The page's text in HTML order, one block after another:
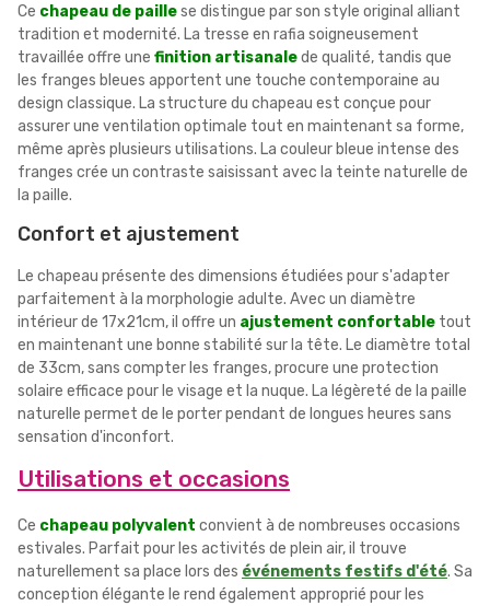
Ce chapeau de paillese distingue par son style original alliant
tradition et modernité. La tresse en rafia soigneusement
travaillée offre une finition artisanalede qualité, tandis que
les franges bleues apportent une touche contemporaine au
design classique. La structure du chapeau est conçue pour
assurer une ventilation optimale tout en maintenant sa forme,
même après plusieurs utilisations. La couleur bleue intense des
franges crée un contraste saisissant avec la teinte naturelle de
la paille.
Confort et ajustement
Le chapeau présente des dimensions étudiées pour s'adapter
parfaitement à la morphologie adulte. Avec un diamètre
intérieur de 17x21cm, il offre un ajustement confortable tout
en maintenant une bonne stabilité sur la tête. Le diamètre total
de 33cm, sans compter les franges, procure une protection
solaire efficace pour le visage et la nuque. La légèreté de la paille
naturelle permet de le porter pendant de longues heures sans
sensation d'inconfort.
Utilisations et occasions
Ce chapeau polyvalent convient à de nombreuses occasions
estivales. Parfait pour les activités de plein air, il trouve
naturellement sa place lors des événements festifs d'été. Sa
conception élégante le rend également approprié pour les